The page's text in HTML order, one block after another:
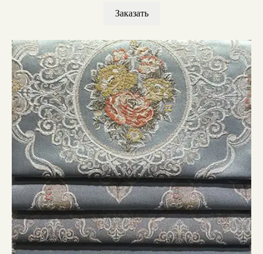
Заказать